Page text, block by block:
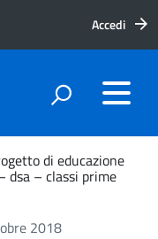
Accedi
di educazione
dsa – classi prime
2018